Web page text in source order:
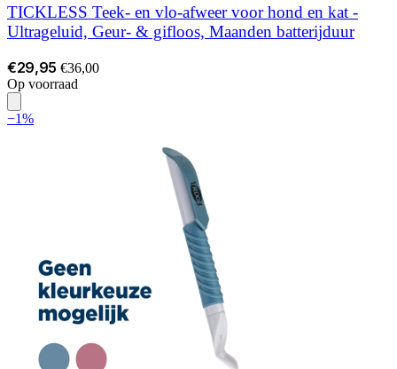
TICKLESS Teek- en vlo-afweer voor hond en kat -
Ultrageluid, Geur- & gifloos, Maanden batterijduur
€29,95 €36,00
Op voorraad
−1%